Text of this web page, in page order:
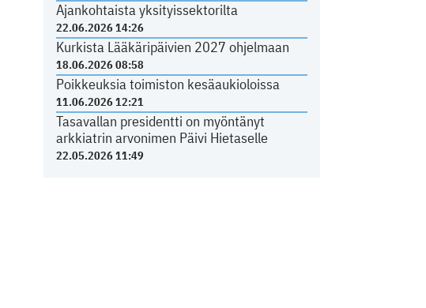
Ajankohtaista yksityissektorilta
22.06.2026 14:26
Kurkista Lääkäripäivien 2027 ohjelmaan
18.06.2026 08:58
Poikkeuksia toimiston kesäaukioloissa
11.06.2026 12:21
Tasavallan presidentti on myöntänyt
arkkiatrin arvonimen Päivi Hietaselle
22.05.2026 11:49